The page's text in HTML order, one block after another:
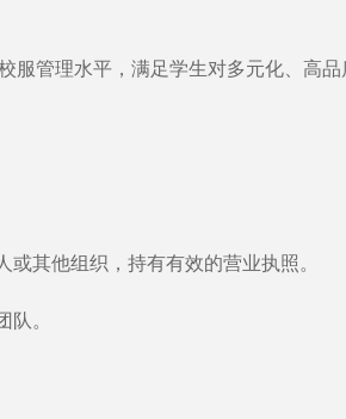
管理水平，满足学生对多元化、高
其他组织，持有有效的营业执照。
。